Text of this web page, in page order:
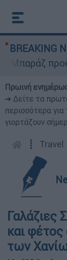
BREAKING
Πρωινή
➔ Δείτε τα
περισσότερα
γιορτάζουν
┋ Travel
Γαλάζιες
και
των